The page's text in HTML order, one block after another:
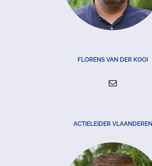
FLORENS VAN DER KOOI
ACTIELEIDER VLAANDEREN